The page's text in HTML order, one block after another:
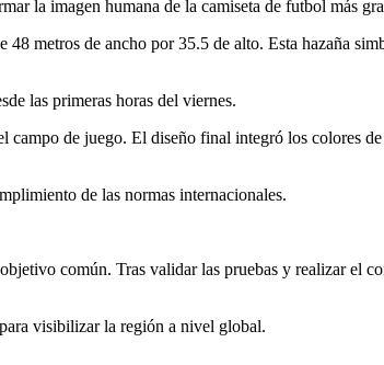
la imagen humana de la camiseta de futbol más
metros de ancho por 35.5 de alto. Esta hazaña
las primeras horas del viernes.
de juego. El diseño final integró los colores
de las normas internacionales.
común. Tras validar las pruebas y realizar el
visibilizar la región a nivel global.